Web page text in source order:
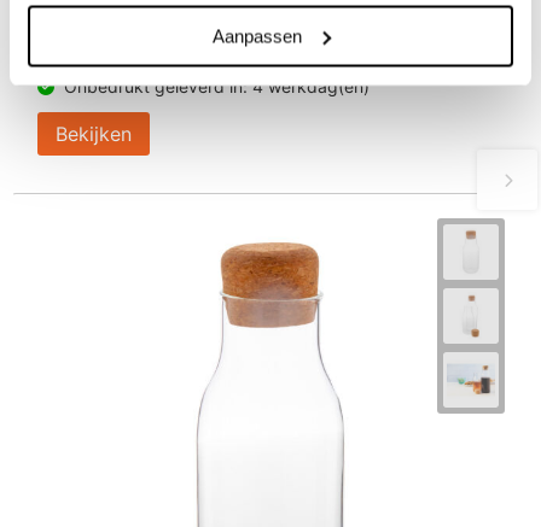
Aanpassen
€ 4,32
Bedrukt geleverd in: 8 werkdag(en)
Onbedrukt geleverd in: 4 werkdag(en)
Bekijken